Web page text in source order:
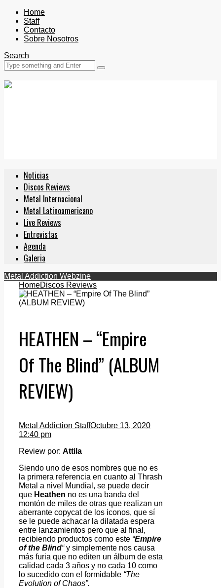
Home
Staff
Contacto
Sobre Nosotros
Search
Noticias
Discos Reviews
Metal Internacional
Metal Latinoamericano
Live Reviews
Entrevistas
Agenda
Galeria
Metal Addiction Webzine
HomeDiscos Reviews
HEATHEN – “Empire
Of The Blind” (ALBUM
REVIEW)
Metal Addiction StaffOctubre 13, 2020
12:40 pm
Review por: Attila
Siendo uno de esos nombres que no es
la primera referencia en cuanto al Thrash
Metal a nivel Mundial, se puede decir
que Heathen no es una banda del
montón de miles de otras que realizan un
aberrante copycat de los iconos, que sí
se le puede achacar la dilatada espera
entre lanzamientos pero que al final,
recibiendo productos como este “Empire
of the Blind“y simplemente nos causa
más furia que no editen un álbum de esta
calidad cada 3 años y no cada 10 como
lo sucedido con el formidable “The
Evolution of Chaos”.